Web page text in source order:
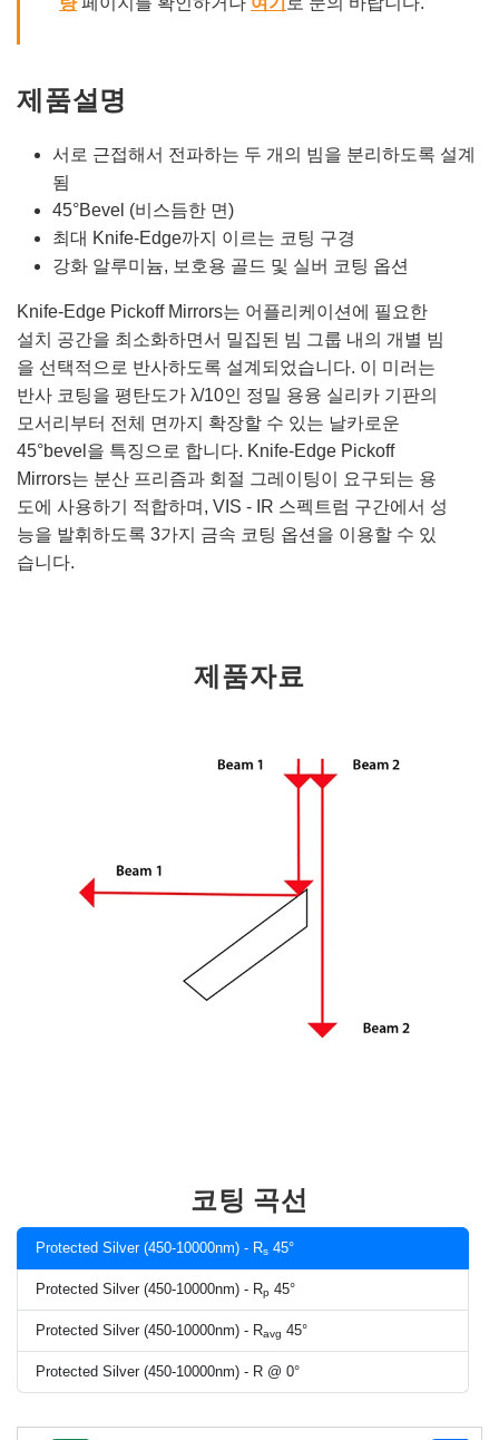
제품설명
서로 근접해서 전파하는 두 개의 빔을 분리하도록 설계
됨
45°Bevel (비스듬한 면)
최대 Knife-Edge까지 이르는 코팅 구경
강화 알루미늄, 보호용 골드 및 실버 코팅 옵션
Knife-Edge Pickoff Mirrors는 어플리케이션에 필요한
설치 공간을 최소화하면서 밀집된 빔 그룹 내의 개별 빔
을 선택적으로 반사하도록 설계되었습니다. 이 미러는
반사 코팅을 평탄도가 λ/10인 정밀 용융 실리카 기판의
모서리부터 전체 면까지 확장할 수 있는 날카로운
45°bevel을 특징으로 합니다. Knife-Edge Pickoff
Mirrors는 분산 프리즘과 회절 그레이팅이 요구되는 용
도에 사용하기 적합하며, VIS - IR 스펙트럼 구간에서 성
능을 발휘하도록 3가지 금속 코팅 옵션을 이용할 수 있
습니다.
제품자료
코팅 곡선
Protected Silver (450-10000nm) - Rs 45°
Protected Silver (450-10000nm) - Rp 45°
Protected Silver (450-10000nm) - Ravg 45°
Protected Silver (450-10000nm) - R @ 0°